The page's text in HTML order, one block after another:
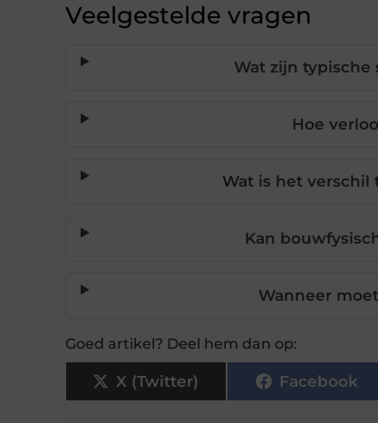
Veelgestelde vragen
Wat zijn typische
Hoe
Wat is het verschil
Kan
Wanneer
Goed artikel? Deel hem dan op:
X (Twitter) Facebook